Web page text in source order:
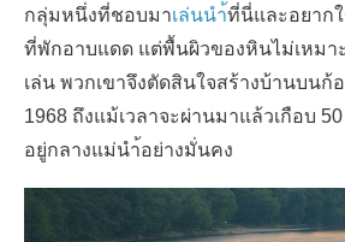
กลุ่มหนึ่งที่ชอบมาเล่นนำ้ที่นี่และอยาก
ที่พักอาบแดด แต่พื้นผิวของหินไม่เหม
เล่น พวกเขาจึงตัดสินใจสร้างบ้านบน
1968 ถึงแม้เวลาจะผ่านมาแล้วเกือบ
อยู่กลางแม่นำ้อย่างมั่นคง